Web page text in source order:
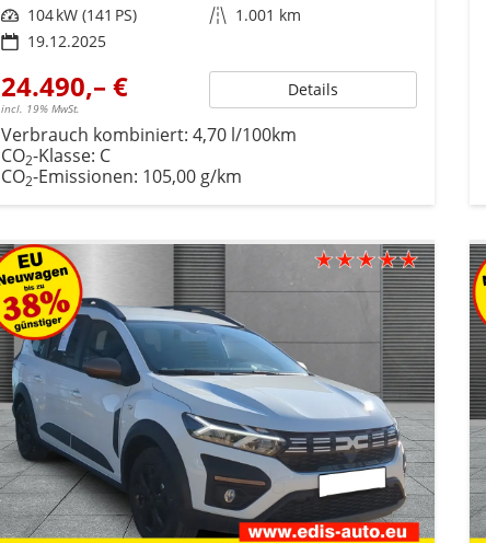
Leistung 104 kW (141 PS) Kilometerstand 1.001 km
19.12.2025
24.490,– €
incl. 19% MwSt.
Details
Verbrauch kombiniert: 4,70 l/100km
CO2-Klasse: C
CO2-Emissionen: 105,00 g/km